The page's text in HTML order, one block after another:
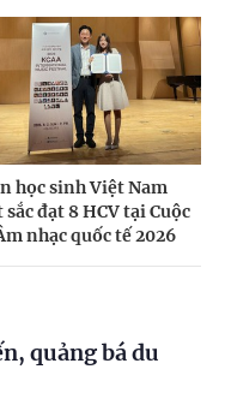
học sinh Việt Nam
sắc đạt 8 HCV tại Cuộc
nhạc quốc tế 2026
quảng bá du